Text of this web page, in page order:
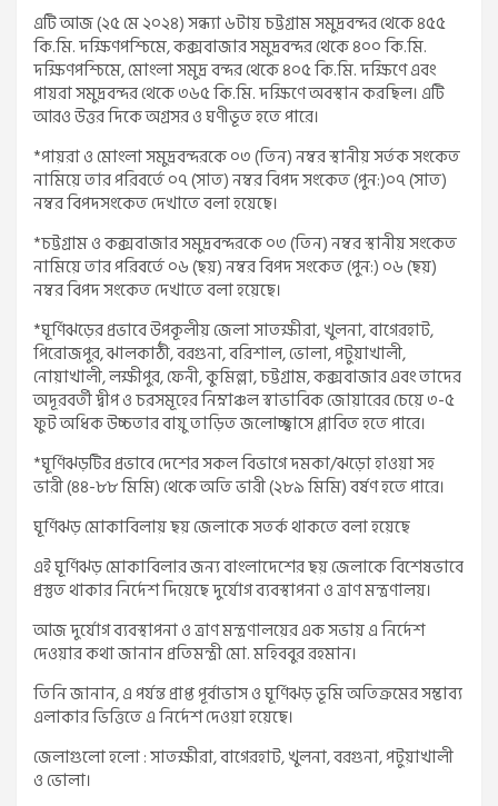
এটি আজ (২৫ মে ২০২৪) সন্ধ্যা ৬টায় চট্টগ্রাম সমুদ্রবন্দর থেকে ৪৫৫
কি.মি. দক্ষিণপশ্চিমে, কক্সবাজার সমুদ্রবন্দর থেকে ৪০০ কি.মি.
দক্ষিণপশ্চিমে, মোংলা সমুদ্র বন্দর থেকে ৪০৫ কি.মি. দক্ষিণে এবং
পায়রা সমুদ্রবন্দর থেকে ৩৬৫ কি.মি. দক্ষিণে অবস্থান করছিল। এটি
আরও উত্তর দিকে অগ্রসর ও ঘণীভূত হতে পারে।
*পায়রা ও মোংলা সমুদ্রবন্দরকে ০৩ (তিন) নম্বর স্থানীয় সর্তক সংকেত
নামিয়ে তার পরিবর্তে ০৭ (সাত) নম্বর বিপদ সংকেত (পুন:)০৭ (সাত)
নম্বর বিপদসংকেত দেখাতে বলা হয়েছে।
*চট্টগ্রাম ও কক্সবাজার সমুদ্রবন্দরকে ০৩ (তিন) নম্বর স্থানীয় সংকেত
নামিয়ে তার পরিবর্তে ০৬ (ছয়) নম্বর বিপদ সংকেত (পুন:) ০৬ (ছয়)
নম্বর বিপদ সংকেত দেখাতে বলা হয়েছে।
*ঘূর্ণিঝড়ের প্রভাবে উপকূলীয় জেলা সাতক্ষীরা, খুলনা, বাগেরহাট,
পিরোজপুর, ঝালকাঠী, বরগুনা, বরিশাল, ভোলা, পটুয়াখালী,
নোয়াখালী, লক্ষীপুর, ফেনী, কুমিল্লা, চট্টগ্রাম, কক্সবাজার এবং তাদের
অদূরবর্তী দ্বীপ ও চরসমূহের নিম্নাঞ্চল স্বাভাবিক জোয়ারের চেয়ে ৩-৫
ফুট অধিক উচ্চতার বায়ু তাড়িত জলোচ্ছ্বাসে প্লাবিত হতে পারে।
*ঘূর্ণিঝড়টির প্রভাবে দেশের সকল বিভাগে দমকা/ঝড়ো হাওয়া সহ
ভারী (৪৪-৮৮ মিমি) থেকে অতি ভারী (২৮৯ মিমি) বর্ষণ হতে পারে।
ঘূর্ণিঝড় মোকাবিলায় ছয় জেলাকে সতর্ক থাকতে বলা হয়েছে
এই ঘূর্ণিঝড় মোকাবিলার জন্য বাংলাদেশের ছয় জেলাকে বিশেষভাবে
প্রস্তুত থাকার নির্দেশ দিয়েছে দুর্যোগ ব্যবস্থাপনা ও ত্রাণ মন্ত্রণালয়।
আজ দুর্যোগ ব্যবস্থাপনা ও ত্রাণ মন্ত্রণালয়ের এক সভায় এ নির্দেশ
দেওয়ার কথা জানান প্রতিমন্ত্রী মো. মহিববুর রহমান।
তিনি জানান, এ পর্যন্ত প্রাপ্ত পূর্বাভাস ও ঘূর্ণিঝড় ভূমি অতিক্রমের সম্ভাব্য
এলাকার ভিত্তিতে এ নির্দেশ দেওয়া হয়েছে।
জেলাগুলো হলো : সাতক্ষীরা, বাগেরহাট, খুলনা, বরগুনা, পটুয়াখালী
ও ভোলা।